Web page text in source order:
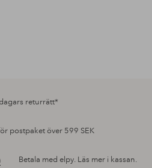
returrätt*
postpaket över 599 SEK
Betala med elpy. Läs mer i kassan.